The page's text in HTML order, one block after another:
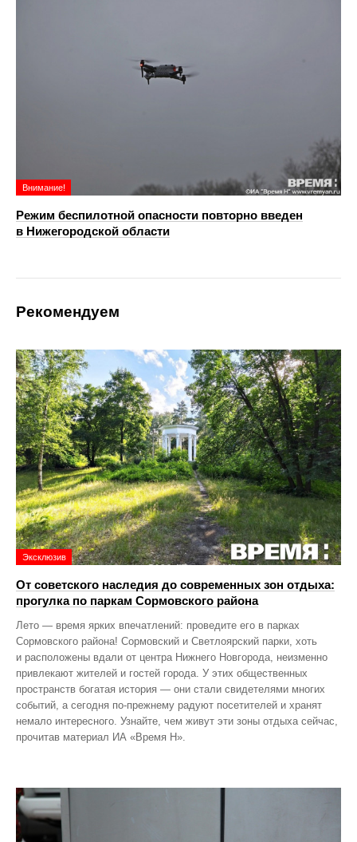
Внимание!
Режим беспилотной опасности повторно введен
в Нижегородской области
Рекомендуем
Эксклюзив
От советского наследия до современных зон отдыха:
прогулка по паркам Сормовского района
Лето — время ярких впечатлений: проведите его в парках
Сормовского района! Сормовский и Светлоярский парки, хоть
и расположены вдали от центра Нижнего Новгорода, неизменно
привлекают жителей и гостей города. У этих общественных
пространств богатая история — они стали свидетелями многих
событий, а сегодня по‑прежнему радуют посетителей и хранят
немало интересного. Узнайте, чем живут эти зоны отдыха сейчас,
прочитав материал ИА «Время Н».